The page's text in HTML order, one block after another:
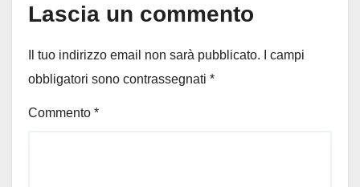
Lascia un commento
Il tuo indirizzo email non sarà pubblicato.
I campi
obbligatori sono contrassegnati *
Commento *